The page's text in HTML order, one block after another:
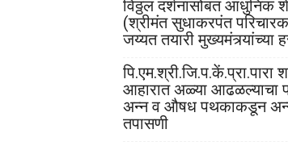
विठ्ठल दर्शनासोबत आधुनिक
(श्रीमंत सुधाकरपंत
जय्यत तयारी मुख्यमंत्र्यांच्या
पि.एम.श्री.जि.प.कें.प्रा.पारा
आहारात अळ्या आढळल्याचा
अन्न व औषध पथकाकडून
तपासणी